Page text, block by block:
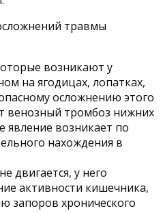
травмы
возникают у
на ягодицах, лопатках,
осложнению этого
венозный тромбоз нижних
явление возникает по
нахождения в
двигается, у него
активности кишечника,
запоров хронического